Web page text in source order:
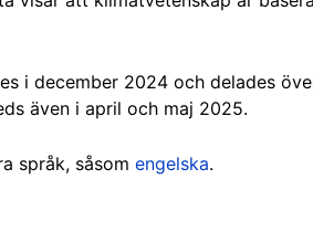
i december 2024 och delades
även i april och maj 2025.
språk, såsom engelska.